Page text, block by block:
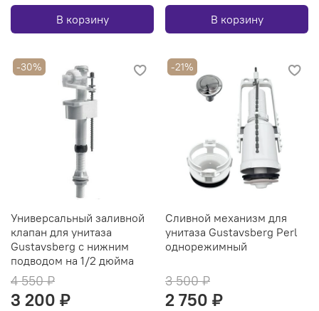
В корзину В корзину
-30%
Универсальный заливной
клапан для унитаза
Gustavsberg с нижним
подводом на 1/2 дюйма
4 550 ₽
3 200 ₽
-21%
Сливной механизм для
унитаза Gustavsberg Perl
однорежимный
3 500 ₽
2 750 ₽